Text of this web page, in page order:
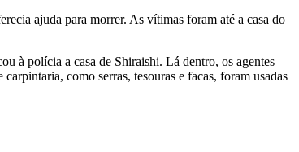
ajuda para morrer. As vítimas foram até a casa do
à polícia a casa de Shiraishi. Lá dentro, os agentes
como serras, tesouras e facas, foram usadas